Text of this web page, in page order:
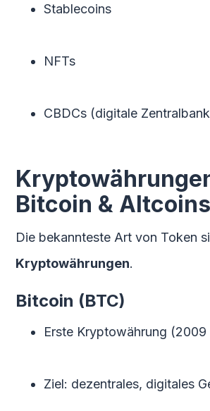
Stablecoins
NFTs
CBDCs (digitale
Bitcoin & Altcoins
Die bekannteste Art von Token
Kryptowährungen.
Bitcoin (BTC)
Erste Kryptowährung (2009
Ziel: dezentrales, digitales